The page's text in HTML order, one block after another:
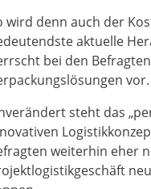
wird denn auch der
aktuelle
bei den
vor.
steht das
weiterhin eher